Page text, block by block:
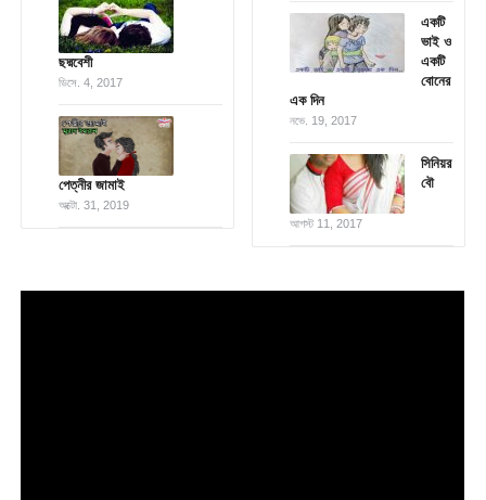
ছদ্মবেশী
ডিসে. 4, 2017
পেত্নীর জামাই
অক্টো. 31, 2019
একটি
ভাই ও
একটি
বোনের
এক দিন
নভে. 19, 2017
সিনিয়র
বৌ
আগস্ট 11, 2017